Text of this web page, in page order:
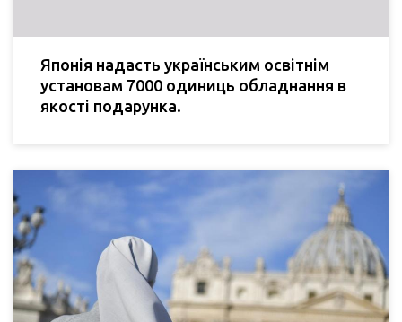
Японія надасть українським освітнім
установам 7000 одиниць обладнання в
якості подарунка.